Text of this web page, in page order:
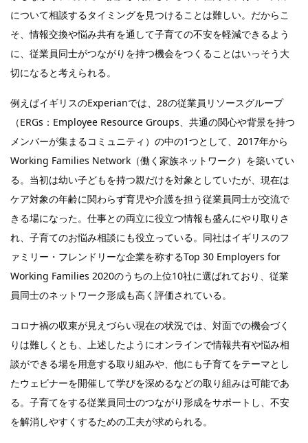
について相談するタイミングを見つけることは難しい。だからこ
そ、情報交換や悩み共有を通して子育ての不安を軽減できるよう
に、従業員同士がつながりを持つ機会をつくることはいっそう大
切になると考えられる。
例えばイギリスのExperianでは、28の従業員リソースグループ
（ERGs：Employee Resource Groups、共通の関心や背景を持つ
メンバーが集まるコミュニティ）の中の1つとして、2017年から
Working Families Network（働く家族ネットワーク）を築いてい
る。当初は幼い子どもを持つ親だけを対象としていたが、現在は
ケア対象の年齢に関わらず育児や介護を担う従業員同士が交流で
きる場になった。仕事との両立に役立つ情報も盛んにやり取りさ
れ、子育てのお悩み相談にも役立っている。同社はイギリスのフ
ァミリー・フレンドリーな企業を称するTop 30 Employers for
Working Families 2020のうちの上位10社に選ばれており、従業
員同士のネットワーク形成も高く評価されている。
コロナ禍の収束が見えづらい現在の状況では、対面での機会づく
りは難しくとも、上述したようにオンラインで情報共有や悩み相
談ができる場を用意する取り組みや、他にも子育てをテーマとし
たウェビナーを開催して学びを深めるなどの取り組みは可能であ
る。子育てをする従業員同士のつながり形成をサポートし、不安
を解消しやすくするための工夫が求められる。